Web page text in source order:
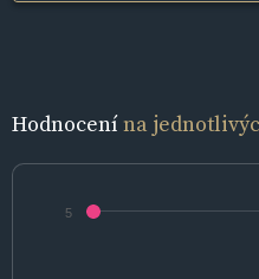
Hodnocenína
5